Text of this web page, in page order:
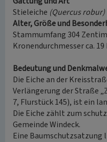
Stieleiche (Quercus robur)
Alter, Größe und
Stammumfang 304
Kronendurchmesser ca. 19
Bedeutung und
Die Eiche an der
Verlängerung der Straße
7, Flurstück 145), ist ein
Die Eiche zählt zum
Gemeinde Windeck.
Eine Baumschutzsatzung